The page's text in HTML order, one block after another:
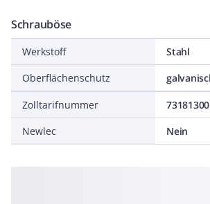
Schrauböse
Werkstoff
Stahl
Oberflächenschutz
Zolltarifnummer
73181300
Newlec
Nein